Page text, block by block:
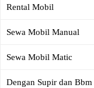
Rental Mobil
Sewa Mobil Manual
Sewa Mobil Matic
Dengan Supir dan Bbm